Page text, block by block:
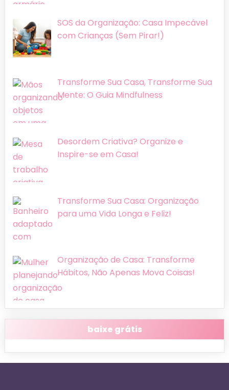
SOS da Organização: Casa Impecável
com Crianças (Sem Pirar!)
Transforme Sua Casa, Transforme Sua
Mente: O Guia Mindfulness
Desordem Criativa? Organize e
Inspire-se em Casa!
Transforme Sua Casa: Organização
para uma Vida Longa e Feliz!
Organização de Casa: Transforme
Hábitos, Não Apenas Mova Coisas!
baixe grátis